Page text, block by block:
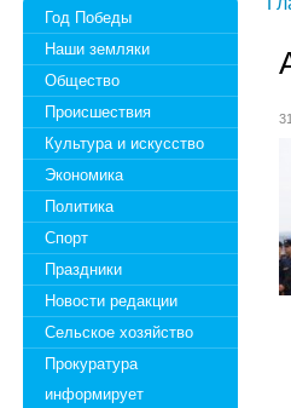
Год Победы
Наши земляки
Общество
Происшествия
Культура и искусство
Экономика
Политика
Спорт
Праздники
Новости редакции
Сельское хозяйство
Прокуратура
информирует